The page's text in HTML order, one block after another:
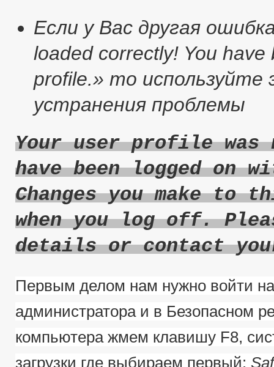
Если у Вас другая
loaded correctly! You
profile.» то
устранения проблемы
Your user profile was
have been logged on
Changes you make
when you log off.
details or contact
Первым делом нам нужно войти
администратора и в Безопасном
компьютера жмем клавишу F8,
загрузки где выбираем первый: